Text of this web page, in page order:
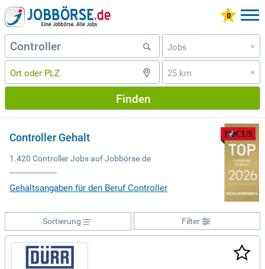
Jobs »
25 km »
Finden
Controller Gehalt
1.420 Controller Jobs auf Jobbörse.de
Gehaltsangaben für den Beruf Controller
Filter
Sortierung